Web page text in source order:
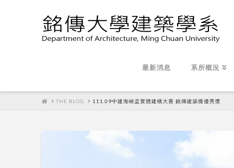
最新消息 系所概況
HOMETHE BLOG 111.09中建海峽盃實體建構大賽 銘傳建築獲優秀獎